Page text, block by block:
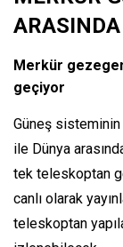
ARASINDA
Merkür
geçiyor
Güneş
ile Dünya
tek teleskoptan
canlı olarak
teleskoptan